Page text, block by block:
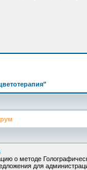
о методе
для